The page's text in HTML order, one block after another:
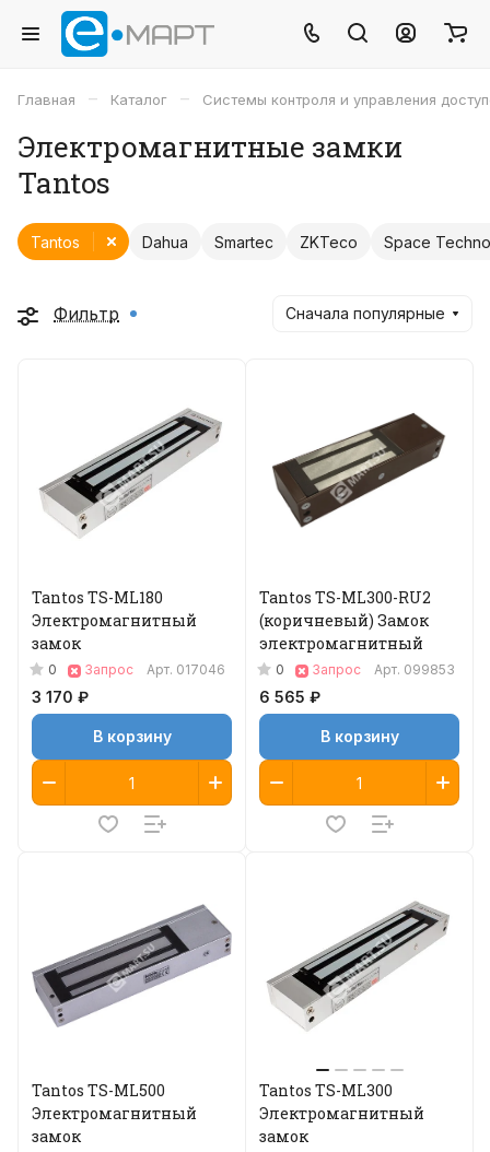
Главная – Каталог – Системы контроля и управления
Электромагнитные замки
Tantos
Dahua Smartec ZKTeco
Tantos Space
Фильтр Сначала популярные
Tantos TS-ML180
Электромагнитный
замок
0 Запрос Арт. 017046
3 170 ₽
В корзину
Tantos TS-ML300-RU2
(коричневый) Замок
электромагнитный
0 Запрос Арт. 099853
6 565 ₽
В корзину
Tantos TS-ML500
Электромагнитный
замок
Tantos TS-ML300
Электромагнитный
замок